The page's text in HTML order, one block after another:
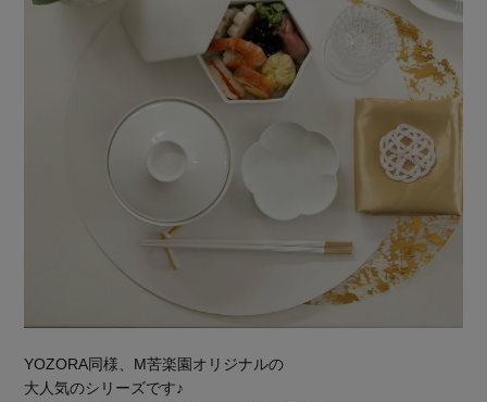
YOZORA同様、M苦楽園オリジナルの
大人気のシリーズです♪